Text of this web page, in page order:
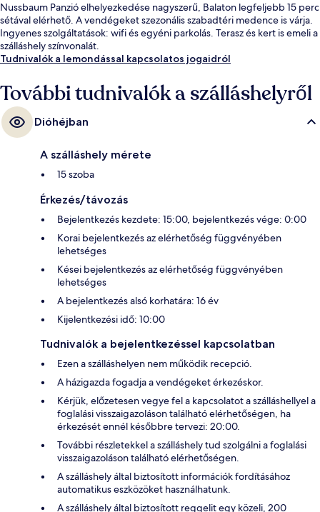
Nussbaum Panzió elhelyezkedése nagyszerű, Balaton legfeljebb 15 perc
sétával elérhető. A vendégeket szezonális szabadtéri medence is várja.
Ingyenes szolgáltatások: wifi és egyéni parkolás. Terasz és kert is emeli a
szálláshely színvonalát.
Tudnivalók a lemondással kapcsolatos jogaidról
További tudnivalók a szálláshelyről
Dióhéjban
A szálláshely mérete
15 szoba
Érkezés/távozás
Bejelentkezés kezdete: 15:00, bejelentkezés vége: 0:00
Korai bejelentkezés az elérhetőség függvényében
lehetséges
Kései bejelentkezés az elérhetőség függvényében
lehetséges
A bejelentkezés alsó korhatára: 16 év
Kijelentkezési idő: 10:00
Tudnivalók a bejelentkezéssel kapcsolatban
Ezen a szálláshelyen nem működik recepció.
A házigazda fogadja a vendégeket érkezéskor.
Kérjük, előzetesen vegye fel a kapcsolatot a szálláshellyel a
foglalási visszaigazoláson található elérhetőségen, ha
érkezését ennél későbbre tervezi: 20:00.
További részletekkel a szálláshely tud szolgálni a foglalási
visszaigazoláson található elérhetőségen.
A szálláshely által biztosított információk fordításához
automatikus eszközöket használhatunk.
A szálláshely által biztosított reggelit egy közeli, 200